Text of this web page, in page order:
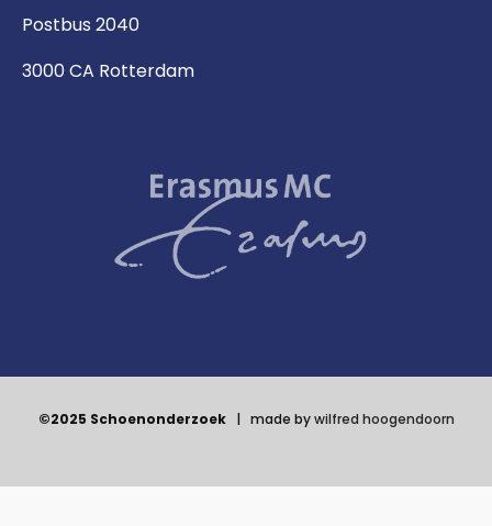
Postbus 2040
3000 CA Rotterdam
©2025 Schoenonderzoek| made bywilfred hoogendoorn